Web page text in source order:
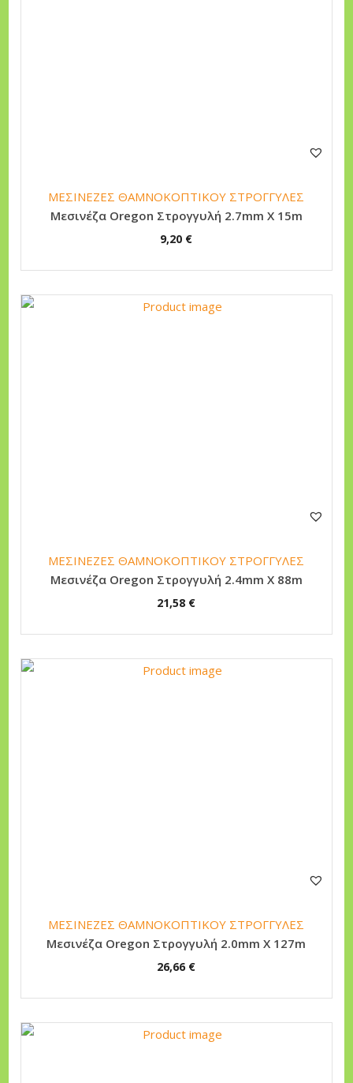
ΜΕΣΙΝΕΖΕΣ ΘΑΜΝΟΚΟΠΤΙΚΟΥ ΣΤΡΟΓΓΥΛΕΣ
Μεσινέζα Oregon Στρογγυλή 2.7mm Χ 15m
9,20 €
ΜΕΣΙΝΕΖΕΣ ΘΑΜΝΟΚΟΠΤΙΚΟΥ ΣΤΡΟΓΓΥΛΕΣ
Μεσινέζα Oregon Στρογγυλή 2.4mm Χ 88m
21,58 €
ΜΕΣΙΝΕΖΕΣ ΘΑΜΝΟΚΟΠΤΙΚΟΥ ΣΤΡΟΓΓΥΛΕΣ
Μεσινέζα Oregon Στρογγυλή 2.0mm X 127m
26,66 €